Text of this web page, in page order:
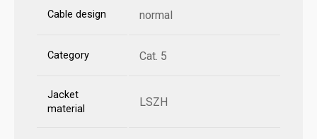
Cable design normal
Category Cat. 5
Jacket
material
LSZH